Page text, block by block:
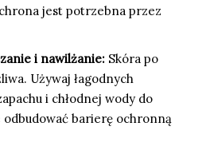
jest potrzebna przez
i nawilżanie: Skóra po
Używaj łagodnych
i chłodnej wody do
odbudować barierę ochronną